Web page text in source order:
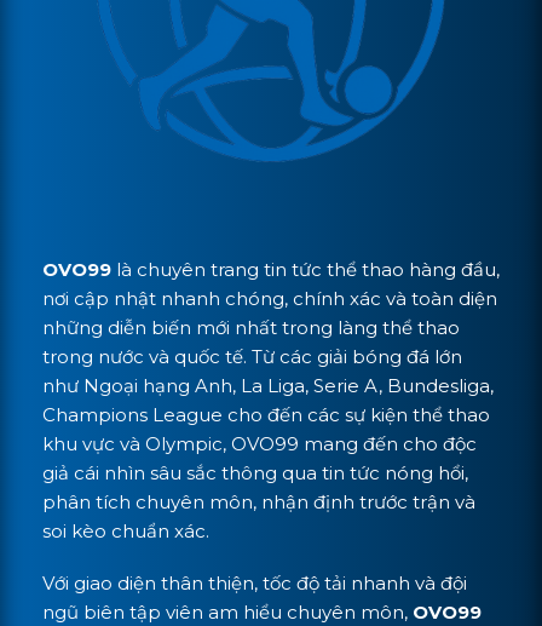
OVO99 là chuyên trang tin tức thể thao hàng đầu,
nơi cập nhật nhanh chóng, chính xác và toàn diện
những diễn biến mới nhất trong làng thể thao
trong nước và quốc tế. Từ các giải bóng đá lớn
như Ngoại hạng Anh, La Liga, Serie A, Bundesliga,
Champions League cho đến các sự kiện thể thao
khu vực và Olympic, OVO99 mang đến cho độc
giả cái nhìn sâu sắc thông qua tin tức nóng hổi,
phân tích chuyên môn, nhận định trước trận và
soi kèo chuẩn xác.
Với giao diện thân thiện, tốc độ tải nhanh và đội
ngũ biên tập viên am hiểu chuyên môn, OVO99